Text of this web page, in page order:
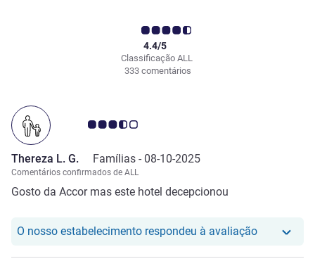
Classificação ALL
4.4/5
333 comentários
Nota clientes Avis 3.5/5
Thereza L. G. Famílias - 08-10-2025
Comentários confirmados de ALL
Gosto da Accor mas este hotel decepcionou
O nosso estabelecimento respondeu à avaliaçãoO nosso